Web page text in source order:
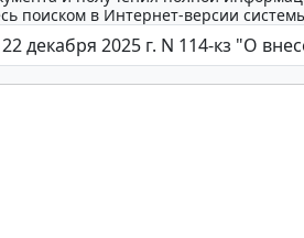
поиском в Интернет-версии